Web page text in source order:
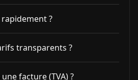
?
transparents ?
facture (TVA) ?